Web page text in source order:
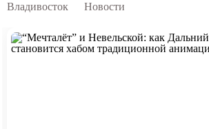
Владивосток Новости